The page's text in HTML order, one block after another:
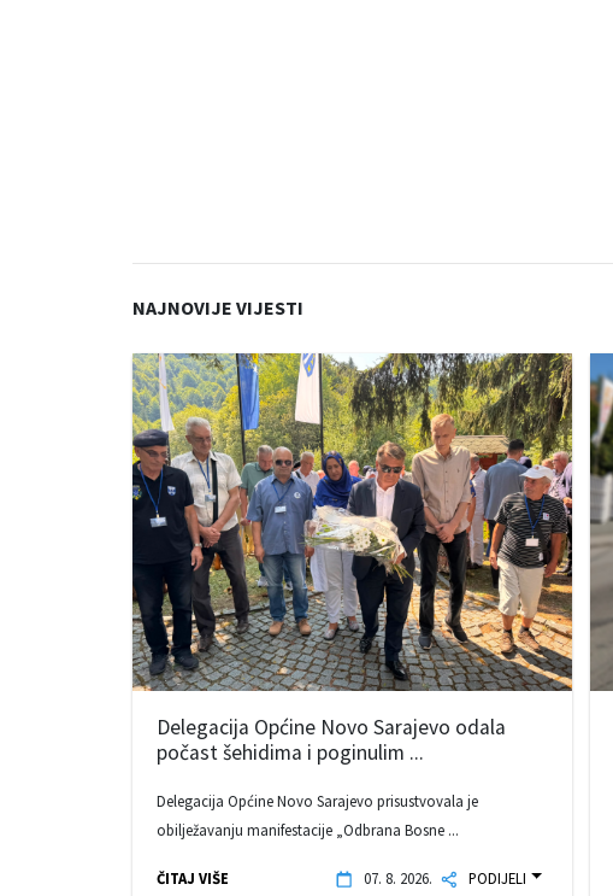
NAJNOVIJE VIJESTI
Delegacija Općine Novo Sarajevo odala
počast šehidima i poginulim ...
Delegacija Općine Novo Sarajevo prisustvovala je
obilježavanju manifestacije „Odbrana Bosne ...
ČITAJ VIŠE 07. 8. 2026. PODIJELI